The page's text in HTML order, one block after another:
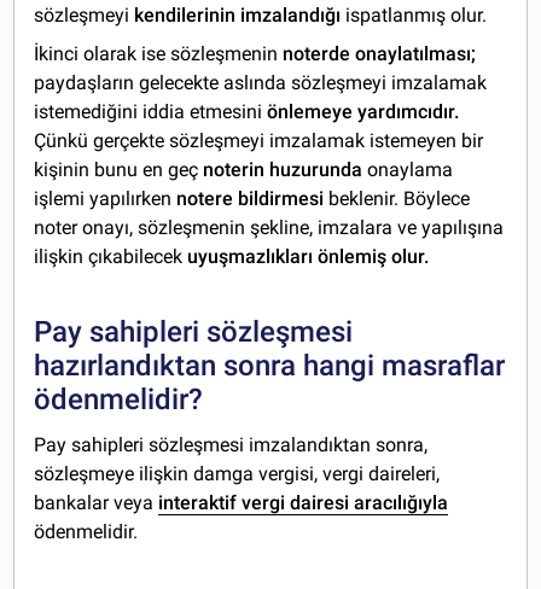
sözleşmeyi kendilerinin imzalandığı ispatlanmış olur.
İkinci olarak ise sözleşmenin noterde onaylatılması;
paydaşların gelecekte aslında sözleşmeyi imzalamak
istemediğini iddia etmesiniönlemeye yardımcıdır.
Çünkü gerçekte sözleşmeyi imzalamak istemeyen bir
kişinin bunu en geç noterin huzurunda onaylama
işlemi yapılırken notere bildirmesi beklenir. Böylece
noter onayı, sözleşmenin şekline, imzalara ve yapılışına
ilişkin çıkabilecek uyuşmazlıkları önlemiş olur.
Pay sahipleri sözleşmesi
hazırlandıktan sonra hangi masraflar
ödenmelidir?
Pay sahipleri sözleşmesi imzalandıktan sonra,
sözleşmeye ilişkin damga vergisi, vergi daireleri,
bankalar veya interaktif vergi dairesi aracılığıyla
ödenmelidir.